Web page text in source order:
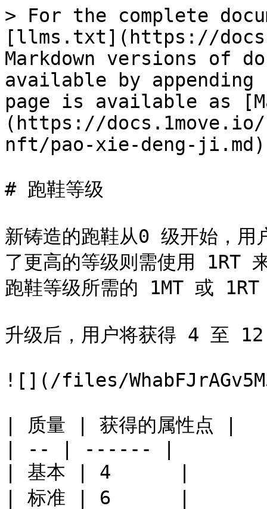
> For the complete
[llms.txt](https://
Markdown versions of
available by
page is available as
(https://
nft/pao-xie-deng-
# 跑鞋等级
新铸造的跑鞋从0 级开始，用
了更高的等级则需使用 1RT
跑鞋等级所需的 1MT 或
升级后，用户将获得 4 至
![](/files/
| 质量 | 获得的属性点 |
| -- | ------ |
| 基本 | 4      |
| 标准 | 6      |